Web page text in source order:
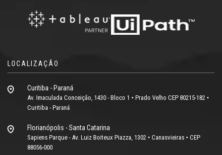
LOCALIZAÇÃO
Curitiba - Paraná
Av. Imaculada Conceição, 1430 - Bloco 1 • Prado Velho CEP 80215-182 •
Curitiba - Paraná
Florianópolis - Santa Catarina
Sapiens Parque - Av. Luiz Boiteux Piazza, 1302 • Canasvieiras • CEP
88056-000